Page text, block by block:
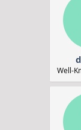
Well-